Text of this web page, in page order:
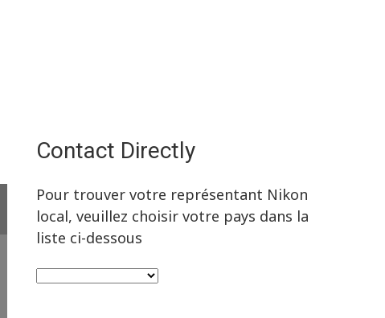
Contact Directly
Pour trouver votre représentant Nikon
local, veuillez choisir votre pays dans la
liste ci-dessous